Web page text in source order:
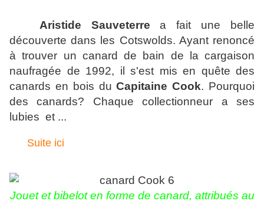
Aristide Sauveterre a fait une belle
découverte dans les Cotswolds. Ayant renoncé
à trouver un canard de bain de la cargaison
naufragée de 1992, il s'est mis en quête des
canards en bois duCapitaine Cook. Pourquoi
des canards? Chaque collectionneur a ses
lubies et ...
Suite ici
Jouet et bibelot en forme de canard, attribués au